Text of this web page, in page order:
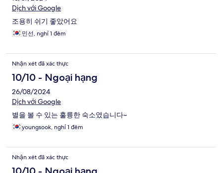
Dịch với Google
조용히 쉬기 좋았어요
민선, nghỉ 1 đêm
Nhận xét đã xác thực
10/10 - Ngoại hạng
26/08/2024
Dịch với Google
별을 볼 수 있는 훌륭한 숙소였습니다~
youngsook, nghỉ 1 đêm
Nhận xét đã xác thực